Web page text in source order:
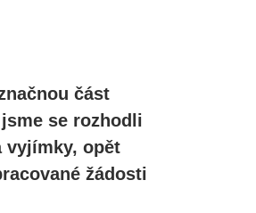
část
se rozhodli
vyjímky, opět
žádosti